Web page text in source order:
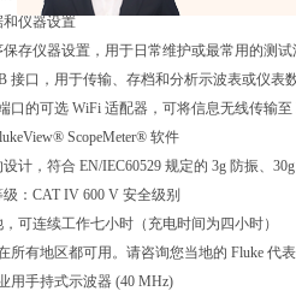
仪器设置
存仪器设置，用于日常维护或最常用的测试
接口，用于传输、存档和分析示波表或仪表
口的可选 WiFi 适配器，可将信息无线传输
ScopeMeter® 软件
计，符合 EN/IEC60529 规定的 3g 防振、
：CAT IV 600 V 安全级别
可连续工作七小时（充电时间为四小时）
所有地区都可用。请咨询您当地的 Fluke 代表
用手持式示波器 (40 MHz)